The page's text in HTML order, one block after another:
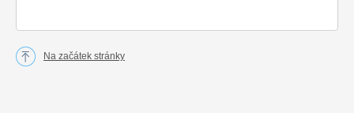
Na začátek stránky